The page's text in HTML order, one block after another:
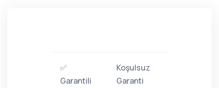
✅
Garantili
Koşulsuz
Garanti